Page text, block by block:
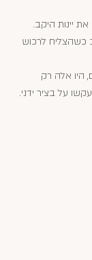
יינות היקב.
היקב כשהצליח לרכוש
היו אלה רק
על בציר ידני.